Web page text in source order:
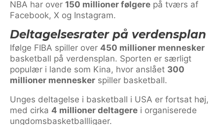
NBA har over 150 millioner følgere på tværs af
Facebook, X og Instagram.
Deltagelsesrater på verdensplan
Ifølge FIBA spiller over 450 millioner mennesker
basketball på verdensplan. Sporten er særligt
populær i lande som Kina, hvor anslået 300
millioner mennesker spiller basketball.
Unges deltagelse i basketball i USA er fortsat høj,
med cirka 4 millioner deltagere i organiserede
ungdomsbasketballligaer.